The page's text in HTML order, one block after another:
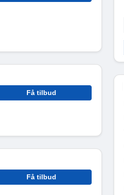
Få tilbud
Få tilbud